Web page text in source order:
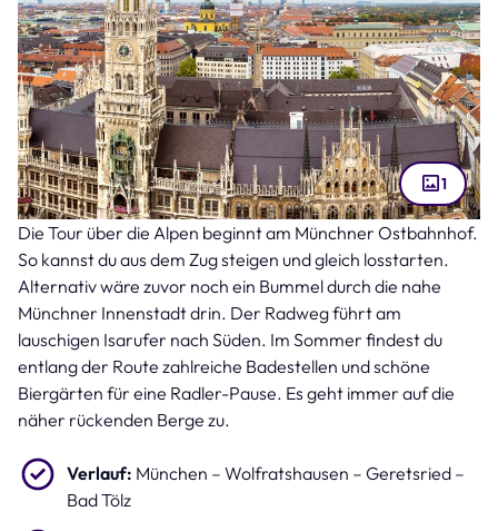
Münchner Marienplatz (Bild: Sergii Figurnyi – stock.adobe.com )
1
Die Tour über die Alpen beginnt am Münchner Ostbahnhof.
So kannst du aus dem Zug steigen und gleich losstarten.
Alternativ wäre zuvor noch ein Bummel durch die nahe
Münchner Innenstadt drin. Der Radweg führt am
lauschigen Isarufer nach Süden. Im Sommer findest du
entlang der Route zahlreiche Badestellen und schöne
Biergärten für eine Radler-Pause. Es geht immer auf die
näher rückenden Berge zu.
Verlauf: München – Wolfratshausen – Geretsried –
Bad Tölz